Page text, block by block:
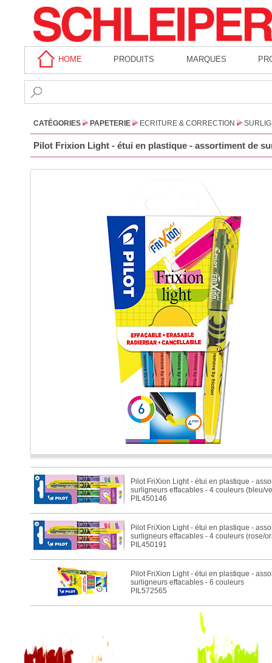
HOME PRODUITS MARQUES
CATÉGORIES PAPETERIE ECRITURE & CORRECTION
Pilot Frixion Light - étui en plastique - assortiment de
Pilot FriXion Light - étui en plastique -
surligneurs effacables - 4 couleurs (bleu/
PIL450146
Pilot FriXion Light - étui en plastique -
surligneurs effacables - 4 couleurs (rose/
PIL450191
Pilot FriXion Light - étui en plastique -
surligneurs effacables - 6 couleurs
PIL572565